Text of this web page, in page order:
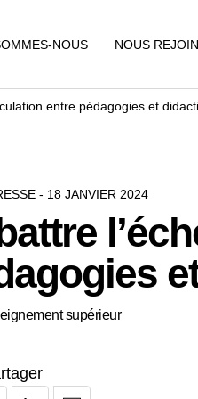
NOUS NOUS
entre pédagogies et
- 18 JANVIER 2024
supérieur